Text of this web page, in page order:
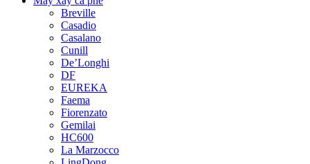
Breville
Casadio
Casalano
Cunill
De’Longhi
DF
EUREKA
Faema
Fiorenzato
Gemilai
HC600
La Marzocco